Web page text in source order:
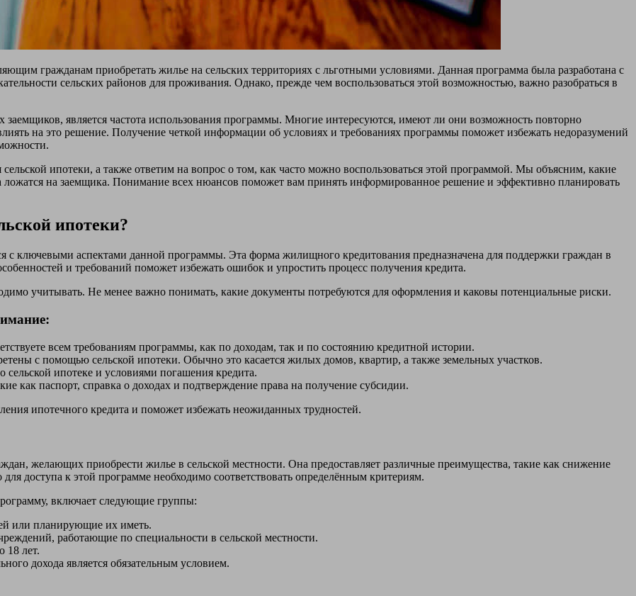
гражданам приобретать жилье на сельских территориях с льготными условиями. Данная программа была разработана с
сельских районов для проживания. Однако, прежде чем воспользоваться этой возможностью, важно разобраться в
является частота использования программы. Многие интересуются, имеют ли они возможность повторно
на это решение. Получение четкой информации об условиях и требованиях программы поможет избежать недоразумений
ипотеки, а также ответим на вопрос о том, как часто можно воспользоваться этой программой. Мы объясним, какие
ложатся на заемщика. Понимание всех нюансов поможет вам принять информированное решение и эффективно планировать
ипотеки?
с ключевыми аспектами данной программы. Эта форма жилищного кредитования предназначена для поддержки граждан в
и требований поможет избежать ошибок и упростить процесс получения кредита.
учитывать. Не менее важно понимать, какие документы потребуются для оформления и каковы потенциальные риски.
всем требованиям программы, как по доходам, так и по состоянию кредитной истории.
с помощью сельской ипотеки. Обычно это касается жилых домов, квартир, а также земельных участков.
сельской ипотеке и условиями погашения кредита.
как паспорт, справка о доходах и подтверждение права на получение субсидии.
ипотечного кредита и поможет избежать неожиданных трудностей.
желающих приобрести жилье в сельской местности. Она предоставляет различные преимущества, такие как снижение
доступа к этой программе необходимо соответствовать определённым критериям.
включает следующие группы:
или планирующие их иметь.
работающие по специальности в сельской местности.
18 лет.
дохода является обязательным условием.